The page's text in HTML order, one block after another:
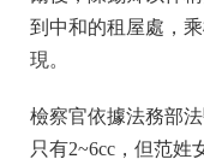
到中和的租屋處，
現。
檢察官依據法務部
只有2~6cc，但范姓